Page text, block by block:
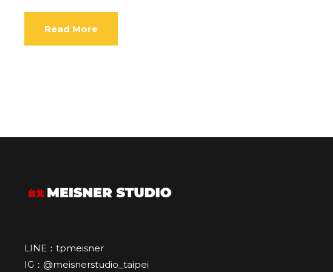
Read More
LINE：tpmeisner
IG：@meisnerstudio_taipei